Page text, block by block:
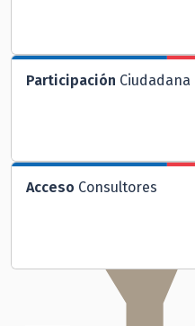
Participación Ciudadana
Acceso Consultores